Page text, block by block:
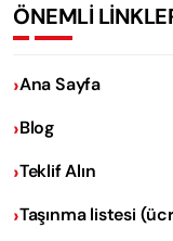
ÖNEMLİ
Ana Sayfa
Blog
Teklif Alın
Taşınma listesi